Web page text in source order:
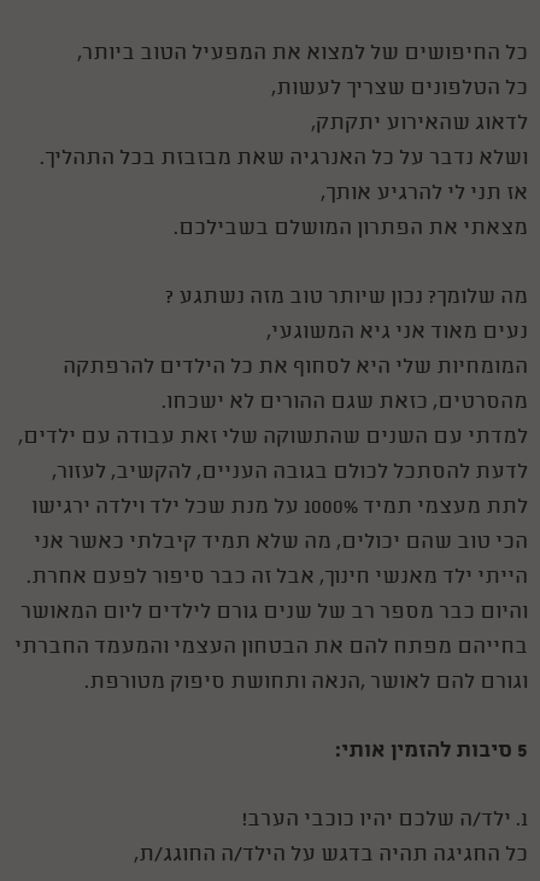
כל החיפושים של למצוא את המפעיל הטוב ביותר,
כל הטלפונים שצריך לעשות,
לדאוג שהאירוע יתקתק,
ושלא נדבר על כל האנרגיה שאת מבזבזת בכל התהליך.
אז תני לי להרגיע אותך,
מצאתי את הפתרון המושלם בשבילכם.
מה שלומך? נכון שיותר טוב מזה נשתגע ?
נעים מאוד אני גיא המשוגעי,
המומחיות שלי היא לסחוף את כל הילדים להרפתקה
מהסרטים, כזאת שגם ההורים לא ישכחו.
למדתי עם השנים שהתשוקה שלי זאת עבודה עם ילדים,
לדעת להסתכל לכולם בגובה העניים, להקשיב, לעזור,
לתת מעצמי תמיד 1000% על מנת שכל ילד וילדה ירגישו
הכי טוב שהם יכולים, מה שלא תמיד קיבלתי כאשר אני
הייתי ילד מאנשי חינוך, אבל זה כבר סיפור לפעם אחרת.
והיום כבר מספר רב של שנים גורם לילדים ליום המאושר
בחייהם מפתח להם את הבטחון העצמי והמעמד החברתי
וגורם להם לאושר ,הנאה ותחושת סיפוק מטורפת.
5 סיבות להזמין אותי:
1. ילד/ה שלכם יהיו כוכבי הערב!
כל החגיגה תהיה בדגש על הילד/ה החוגג/ת,